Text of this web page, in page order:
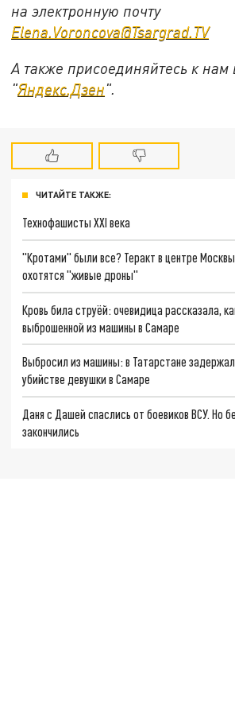
на электронную почту
Elena.Voroncova@Tsargrad.TV
А также присоединяйтесь к нам
"Яндекс.Дзен".
ЧИТАЙТЕ ТАКЖЕ:
Технофашисты XXI века
"Кротами" были все? Теракт в центре
охотятся "живые дроны"
Кровь била струёй: очевидица рассказала,
выброшенной из машины в Самаре
Выбросил из машины: в Татарстане
убийстве девушки в Самаре
Даня с Дашей спаслись от боевиков ВСУ. Но
закончились